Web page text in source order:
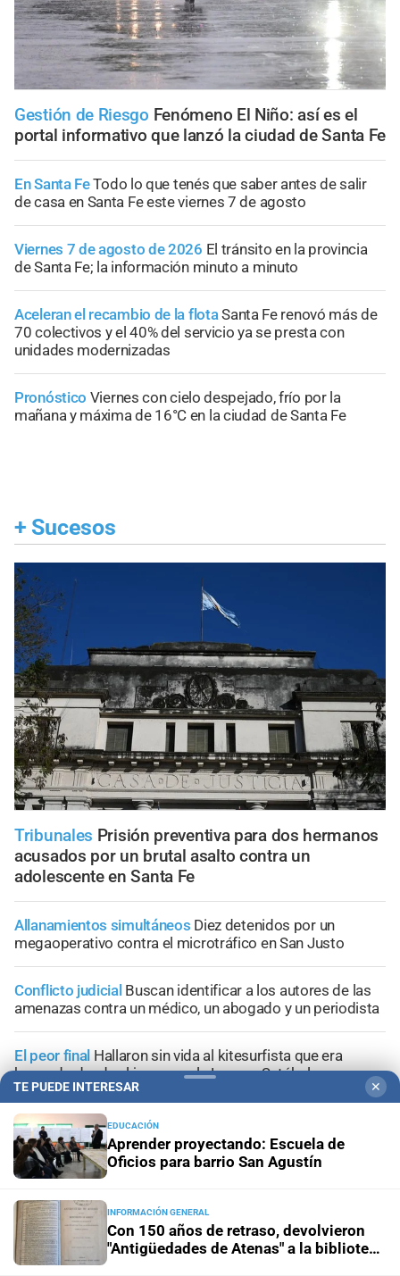
Gestión de Riesgo Fenómeno El Niño: así es el
portal informativo que lanzó la ciudad de Santa Fe
En Santa FeTodo lo que tenés que saber antes de salir
de casa en Santa Fe este viernes 7 de agosto
Viernes 7 de agosto de 2026 El tránsito en la provincia
de Santa Fe; la información minuto a minuto
Aceleran el recambio de la flotaSanta Fe renovó más de
70 colectivos y el 40% del servicio ya se presta con
unidades modernizadas
Pronóstico Viernes con cielo despejado, frío por la
mañana y máxima de 16°C en la ciudad de Santa Fe
+ Sucesos
Tribunales Prisión preventiva para dos hermanos
acusados por un brutal asalto contra un
adolescente en Santa Fe
Allanamientos simultáneos Diez detenidos por un
megaoperativo contra el microtráfico en San Justo
Conflicto judicial Buscan identificar a los autores de las
amenazas contra un médico, un abogado y un periodista
El peor final Hallaron sin vida al kitesurfista que era
buscado desde el jueves en la Laguna Setúbal
Femicidio en Córdoba
inquilinos de Barrelier fueron detenidos por
encubrimiento agravado
+Información General
TE PUEDE INTERESAR ✕
EDUCACIÓN
Aprender proyectando: Escuela de
Oficios para barrio San Agustín
INFORMACIÓN GENERAL
Con 150 años de retraso, devolvieron
"Antigüedades de Atenas" a la biblioteca